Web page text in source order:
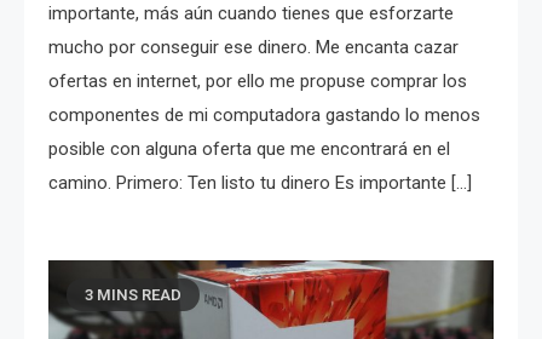
importante, más aún cuando tienes que esforzarte
mucho por conseguir ese dinero. Me encanta cazar
ofertas en internet, por ello me propuse comprar los
componentes de mi computadora gastando lo menos
posible con alguna oferta que me encontrará en el
camino. Primero: Ten listo tu dinero Es importante […]
3 MINS READ